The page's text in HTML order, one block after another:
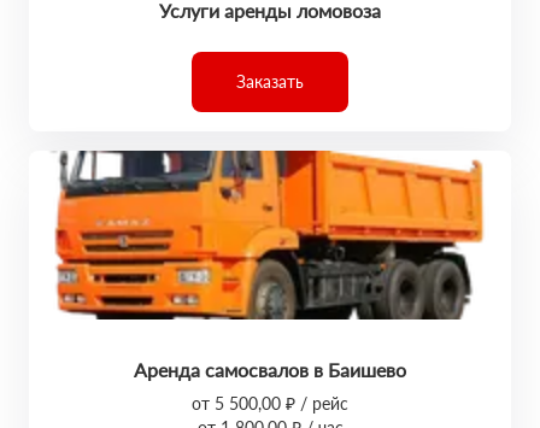
Услуги аренды ломовоза
Заказать
Аренда самосвалов в Баишево
от 5 500,00 ₽ / рейс